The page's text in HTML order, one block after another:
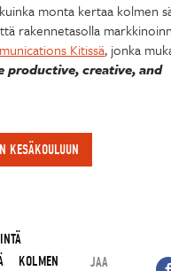
monta kertaa kolmen
rakennetasolla
Kitissä, jonka
productive, creative, and
KESÄKOULUUN
KOLMEN
JAA